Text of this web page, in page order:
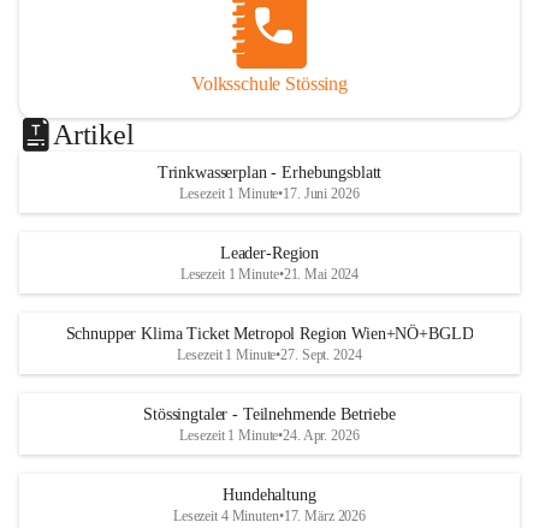
Volksschule Stössing
Artikel
Trinkwasserplan - Erhebungsblatt
Lesezeit 1 Minute•17. Juni 2026
Leader-Region
Lesezeit 1 Minute•21. Mai 2024
Schnupper Klima Ticket Metropol Region Wien+NÖ+BGLD
Lesezeit 1 Minute•27. Sept. 2024
Stössingtaler - Teilnehmende Betriebe
Lesezeit 1 Minute•24. Apr. 2026
Hundehaltung
Lesezeit 4 Minuten•17. März 2026